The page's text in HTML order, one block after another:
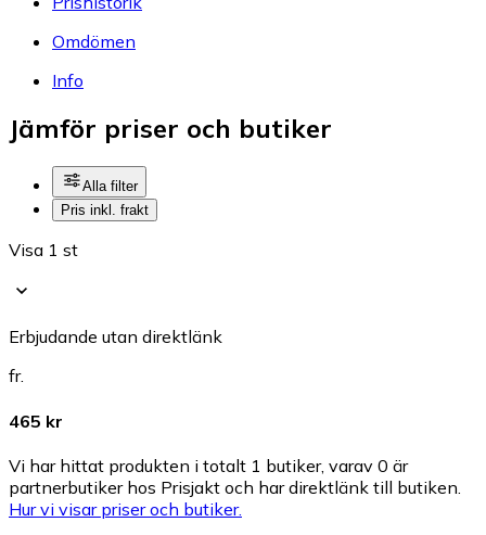
Omdömen
Info
Jämför priser och butiker
Alla filter
Pris inkl. frakt
Visa 1 st
Erbjudande utan direktlänk
fr.
465 kr
Vi har hittat produkten i totalt 1 butiker, varav 0 är
partnerbutiker hos Prisjakt och har direktlänk till butiken.
Hur vi visar priser och butiker.